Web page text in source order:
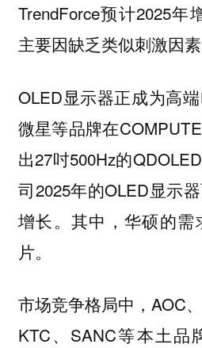
TrendForce预计2025年
主要因缺乏类似刺激因素
OLED显示器正成为高端
微星等品牌在
出27吋500Hz的
司2025年的OLED显示
增长。其中，华硕的需
片。
市场竞争格局中，AOC
KTC、SANC等本土品